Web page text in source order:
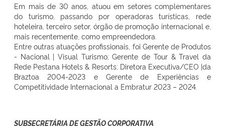
Em mais de 30 anos, atuou em setores complementares
do turismo, passando por operadoras turísticas, rede
hoteleira, terceiro setor, órgão de promoção internacional e,
mais recentemente, como empreendedora.
Entre outras atuações profissionais, foi Gerente de Produtos
- Nacional | Visual Turismo; Gerente de Tour & Travel da
Rede Pestana Hotels & Resorts; Diretora Executiva/CEO |da
Braztoa 2004-2023 e Gerente de Experiências e
Competitividade Internacional a Embratur 2023 – 2024.
SUBSECRETÁRIA DE GESTÃO CORPORATIVA